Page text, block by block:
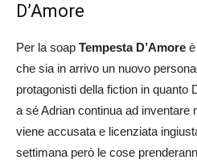
D’Amore
Per la soap Tempesta D’Amore
che sia in arrivo un nuovo
protagonisti della fiction in quanto
a sé Adrian continua ad inventare
viene accusata e licenziata
settimana però le cose